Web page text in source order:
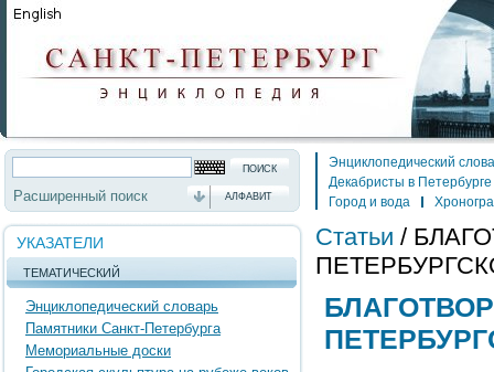
Расширенный поиск АЛФАВИТ
УКАЗАТЕЛИ
ТЕМАТИЧЕСКИЙ
Энциклопедический словарь
Памятники Санкт-Петербурга
Мемориальные доски
Энциклопедический
Декабристы в Петербурге
Город и вода
Статьи /